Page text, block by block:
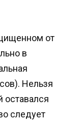
от
в
Нельзя
оставался
следует